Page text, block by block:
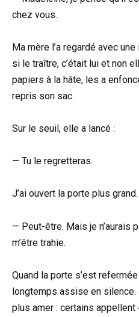
chez vous.
Ma mère l’a regardé avec
si le traître, c’était lui et non
papiers à la hâte, les a
repris son sac.
Sur le seuil, elle a lancé :
— Tu le regretteras.
J’ai ouvert la porte plus grand.
— Peut-être. Mais je n’aurais
m’être trahie.
Quand la porte s’est
longtemps assise en
plus amer : certains appellent